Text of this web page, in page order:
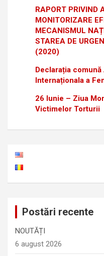
RAPORT PRIVIND
MONITORIZARE
MECANISMUL
STAREA DE
(2020)
Declarația
Internaționala a
26 Iunie – Ziua
Victimelor Torturii
Postări recente
NOUTĂȚI
6 august 2026